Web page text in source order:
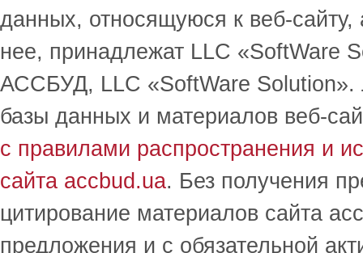
данных, относящуюся к веб-
нее, принадлежат LLC
АССБУД, LLC «SoftWare Solution».
базы данных и материалов веб-
с правилами распространения и
сайта accbud.ua. Без получения
цитирование материалов сайта
предложения и с обязательной